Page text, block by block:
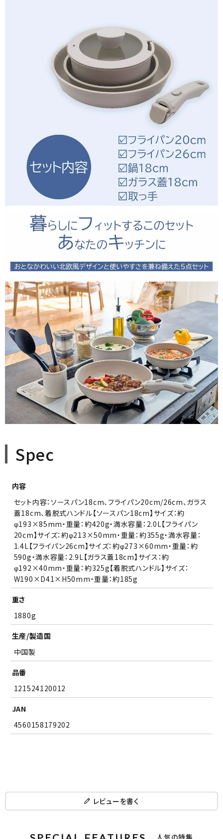
Spec
内容
セット内容：ソースパン18cm、フライパン20cm/26cm、ガラス
蓋18cm、着脱式ハンドル【ソースパン18cm】サイズ：約
φ193×85mm・重量：約420g・満水容量：2.0L【フライパン
20cm】サイズ：約φ213×50mm・重量：約355g・満水容量：
1.4L【フライパン26cm】サイズ：約φ273×60mm・重量：約
590g・満水容量：2.9L【ガラス蓋18cm】サイス：約
φ192×40mm・重量：約325g【着脱式ハンドル】サイズ：
W190×D41×H50mm・重量：約185g
重さ
1880g
生産/製造国
中国製
品番
121524120012
JAN
4560158179202
レビューを書く
人気の特集